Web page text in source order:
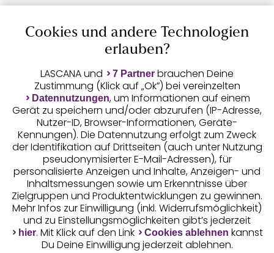
Auszeichnungen
Geprüfte Sicherheit
Unsere Apps
Cookies und andere Technologien
erlauben?
LASCANA und 7 Partner brauchen Deine
Zustimmung (Klick auf „Ok”) bei vereinzelten
Datennutzungen, um Informationen auf einem
Gerät zu speichern und/oder abzurufen (IP-Adresse,
Nutzer-ID, Browser-Informationen, Geräte-
Kennungen). Die Datennutzung erfolgt zum Zweck
der Identifikation auf Drittseiten (auch unter Nutzung
pseudonymisierter E-Mail-Adressen), für
personalisierte Anzeigen und Inhalte, Anzeigen- und
Inhaltsmessungen sowie um Erkenntnisse über
Zielgruppen und Produktentwicklungen zu gewinnen.
Mehr Infos zur Einwilligung (inkl. Widerrufsmöglichkeit)
und zu Einstellungsmöglichkeiten gibt’s jederzeit
hier. Mit Klick auf den Link Cookies ablehnen kannst
Du Deine Einwilligung jederzeit ablehnen.